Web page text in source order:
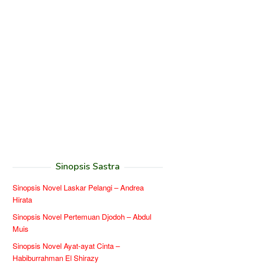
Sinopsis Sastra
Sinopsis Novel Laskar Pelangi – Andrea
Hirata
Sinopsis Novel Pertemuan Djodoh – Abdul
Muis
Sinopsis Novel Ayat-ayat Cinta –
Habiburrahman El Shirazy